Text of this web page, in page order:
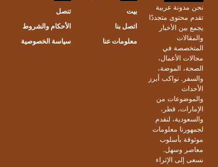
بيت
اتصل بنا
معلومات عنا
تنصل
الأحكام والشروط
سياسة الخصوصية
نحن مدونة عربية
تقدم محتوى متجددًا
يجمع بين الأخبار
والمقالات
المتخصصة في
مجالات الأعمال،
الصحة، الموضة،
والسفر. نواكب أبرز
الأحداث
والموضوعات من
الإمارات، قطر،
والسعودية، لنقدم
لجمهورنا معلومات
موثوقة بأسلوب
معاصر وسهل.
نسعى إلى الإثراء